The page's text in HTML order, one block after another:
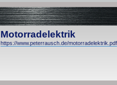
Motorradelektrik
https://www.peterrausch.de/motorradelektrik.pdf